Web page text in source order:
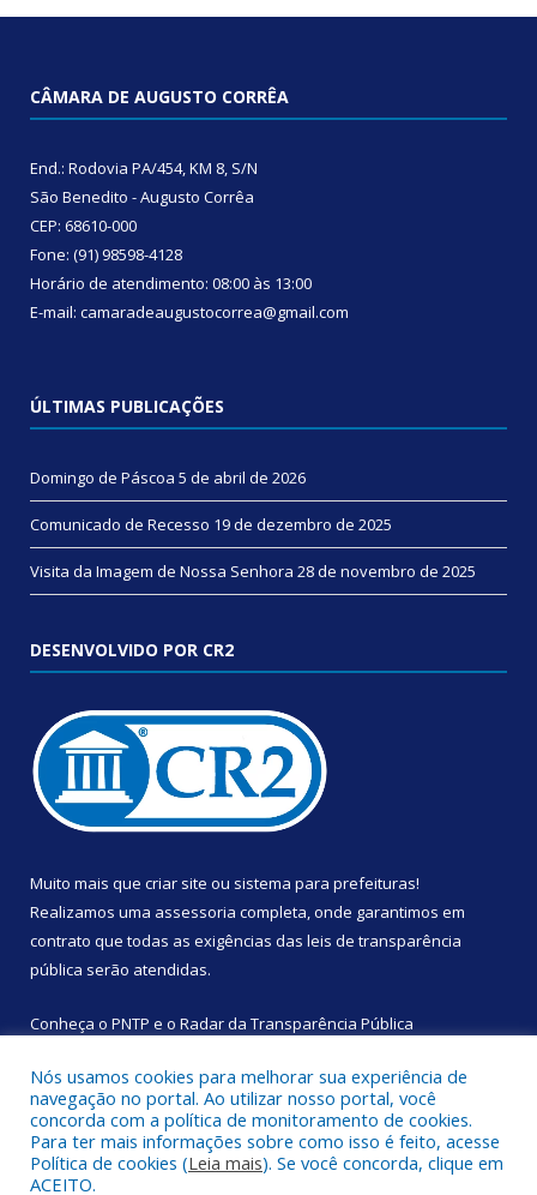
CÂMARA DE AUGUSTO CORRÊA
End.: Rodovia PA/454, KM 8, S/N
São Benedito - Augusto Corrêa
CEP: 68610-000
Fone: (91) 98598-4128
Horário de atendimento: 08:00 às 13:00
E-mail: camaradeaugustocorrea@gmail.com
ÚLTIMAS PUBLICAÇÕES
Domingo de Páscoa 5 de abril de 2026
Comunicado de Recesso 19 de dezembro de 2025
Visita da Imagem de Nossa Senhora 28 de novembro de 2025
DESENVOLVIDO POR CR2
Muito mais que criar site ou sistema para prefeituras!
Realizamos uma assessoria completa, onde garantimos em
contrato que todas as exigências das leis de transparência
pública serão atendidas.
Conheça o PNTP e o Radar da Transparência Pública
Todos os direitos reservados a Câmara Municipal de Augusto
Corrêa.
Nós usamos cookies para melhorar sua experiência de
navegação no portal. Ao utilizar nosso portal, você
concorda com a política de monitoramento de cookies.
Para ter mais informações sobre como isso é feito, acesse
Política de cookies (Leia mais). Se você concorda, clique em
ACEITO.